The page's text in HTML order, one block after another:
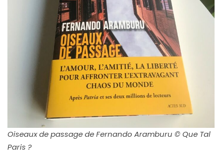
Oiseaux de passage de Fernando Aramburu © Que Tal
Paris ?